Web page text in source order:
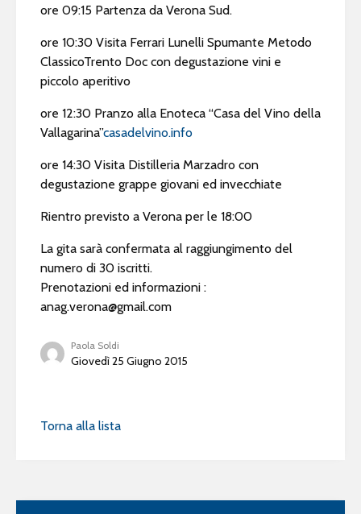
ore 09:15 Partenza da Verona Sud.
ore 10:30 Visita Ferrari Lunelli Spumante Metodo
ClassicoTrento Doc con degustazione vini e
piccolo aperitivo
ore 12:30 Pranzo alla Enoteca “Casa del Vino della
Vallagarina”casadelvino.info
ore 14:30 Visita Distilleria Marzadro con
degustazione grappe giovani ed invecchiate
Rientro previsto a Verona per le 18:00
La gita sarà confermata al raggiungimento del
numero di 30 iscritti.
Prenotazioni ed informazioni :
anag.verona@gmail.com
Paola Soldi
Giovedì 25 Giugno 2015
Torna alla lista